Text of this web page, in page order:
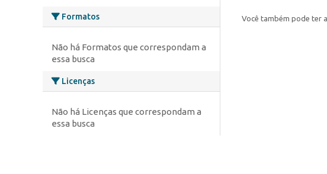
Formatos
Não há Formatos que correspondam a
essa busca
Licenças
Não há Licenças que correspondam a
essa busca
Você também pode ter